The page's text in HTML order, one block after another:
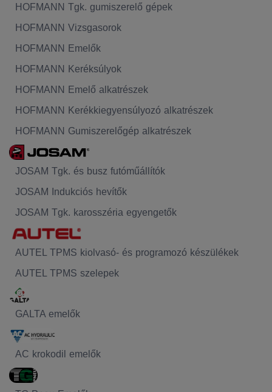
HOFMANN Tgk. gumiszerelő gépek
HOFMANN Vizsgasorok
HOFMANN Emelők
HOFMANN Keréksúlyok
HOFMANN Emelő alkatrészek
HOFMANN Kerékkiegyensúlyozó alkatrészek
HOFMANN Gumiszerelőgép alkatrészek
JOSAM Tgk. és busz futóműállítók
JOSAM Indukciós hevítők
JOSAM Tgk. karosszéria egyengetők
AUTEL TPMS kiolvasó- és programozó készülékek
AUTEL TPMS szelepek
GALTA emelők
AC krokodil emelők